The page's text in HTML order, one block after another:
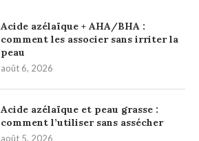
Acide azélaïque + AHA/BHA :
comment les associer sans irriter la
peau
août 6, 2026
Acide azélaïque et peau grasse :
comment l’utiliser sans assécher
août 5, 2026